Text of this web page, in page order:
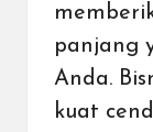
panjang
Anda.
kuat